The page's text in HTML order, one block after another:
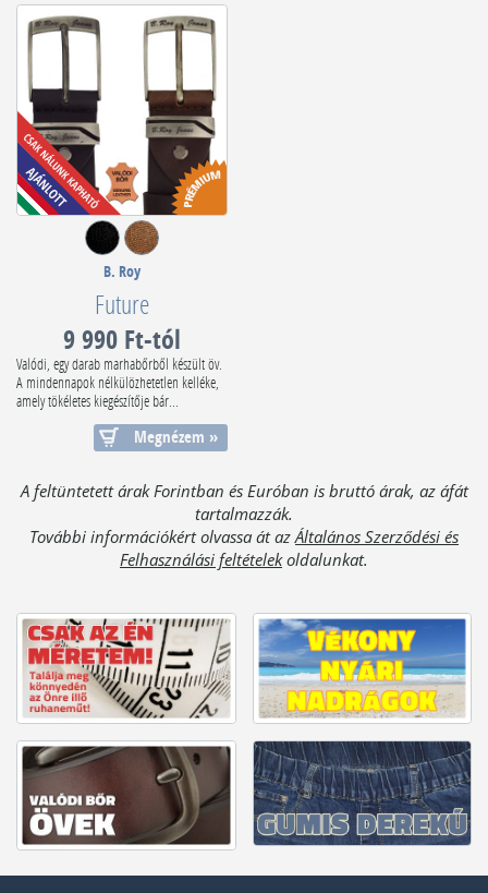
B. Roy
Future
9 990 Ft-tól
Valódi, egy darab marhabőrből készült öv.
A mindennapok nélkülözhetetlen kelléke,
amely tökéletes kiegészítője bár...
Megnézem »
A feltüntetett árak Forintban és Euróban is bruttó árak, az áfát
tartalmazzák.
További információkért olvassa át azÁltalános Szerződési és
Felhasználási feltételekoldalunkat.